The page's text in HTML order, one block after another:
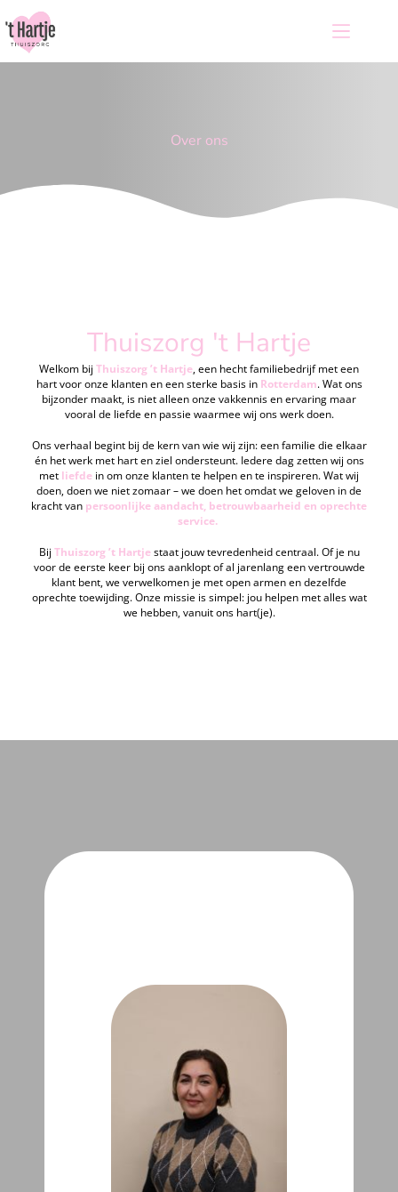
Over ons
Thuiszorg 't Hartje
Welkom bij Thuiszorg ’t Hartje, een hecht familiebedrijf met een
hart voor onze klanten en een sterke basis in Rotterdam. Wat ons
bijzonder maakt, is niet alleen onze vakkennis en ervaring maar
vooral de liefde en passie waarmee wij ons werk doen.
Ons verhaal begint bij de kern van wie wij zijn: een familie die elkaar
én het werk met hart en ziel ondersteunt. Iedere dag zetten wij ons
met liefde in om onze klanten te helpen en te inspireren. Wat wij
doen, doen we niet zomaar – we doen het omdat we geloven in de
kracht van persoonlijke aandacht, betrouwbaarheid en oprechte
service.
Bij Thuiszorg ’t Hartjestaat jouw tevredenheid centraal. Of je nu
voor de eerste keer bij ons aanklopt of al jarenlang een vertrouwde
klant bent, we verwelkomen je met open armen en dezelfde
oprechte toewijding. Onze missie is simpel: jou helpen met alles wat
we hebben, vanuit ons hart(je).